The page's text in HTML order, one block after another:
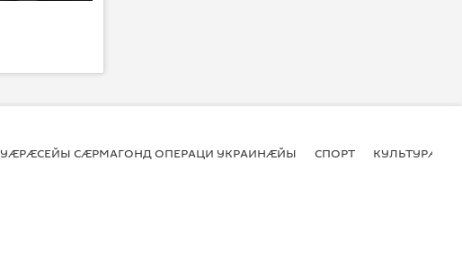
УӔРӔСЕЙЫ СӔРМАГОНД ОПЕРАЦИ УКРАИНӔЙЫ СПОРТ КУЛЬТУРӔ